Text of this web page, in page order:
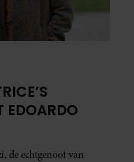
EDOARDO
de echtgenoot van